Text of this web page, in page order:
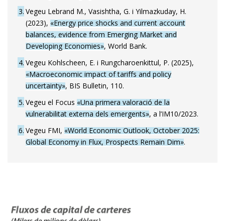
3 Vegeu Lebrand M., Vasishtha, G. i Yilmazkuday, H.
(2023), «Energy price shocks and current account
balances, evidence from Emerging Market and
Developing Economies», World Bank.
4 Vegeu Kohlscheen, E. i Rungcharoenkittul, P. (2025),
«Macroeconomic impact of tariffs and policy
uncertainty», BIS Bulletin, 110.
5 Vegeu el Focus «Una primera valoració de la
vulnerabilitat externa dels emergents», a l’IM10/2023.
6 Vegeu FMI, «World Economic Outlook, October 2025:
Global Economy in Flux, Prospects Remain Dim».